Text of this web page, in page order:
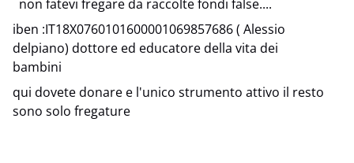
non fatevi fregare da raccolte fondi false....
iben :IT18X0760101600001069857686 ( Alessio
delpiano) dottore ed educatore della vita dei
bambini
qui dovete donare e l'unico strumento attivo il resto
sono solo fregature